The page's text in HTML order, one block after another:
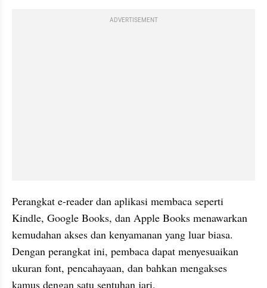
ADVERTISEMENT
Perangkat e-reader dan aplikasi membaca seperti
Kindle, Google Books, dan Apple Books menawarkan
kemudahan akses dan kenyamanan yang luar biasa.
Dengan perangkat ini, pembaca dapat menyesuaikan
ukuran font, pencahayaan, dan bahkan mengakses
kamus dengan satu sentuhan jari.